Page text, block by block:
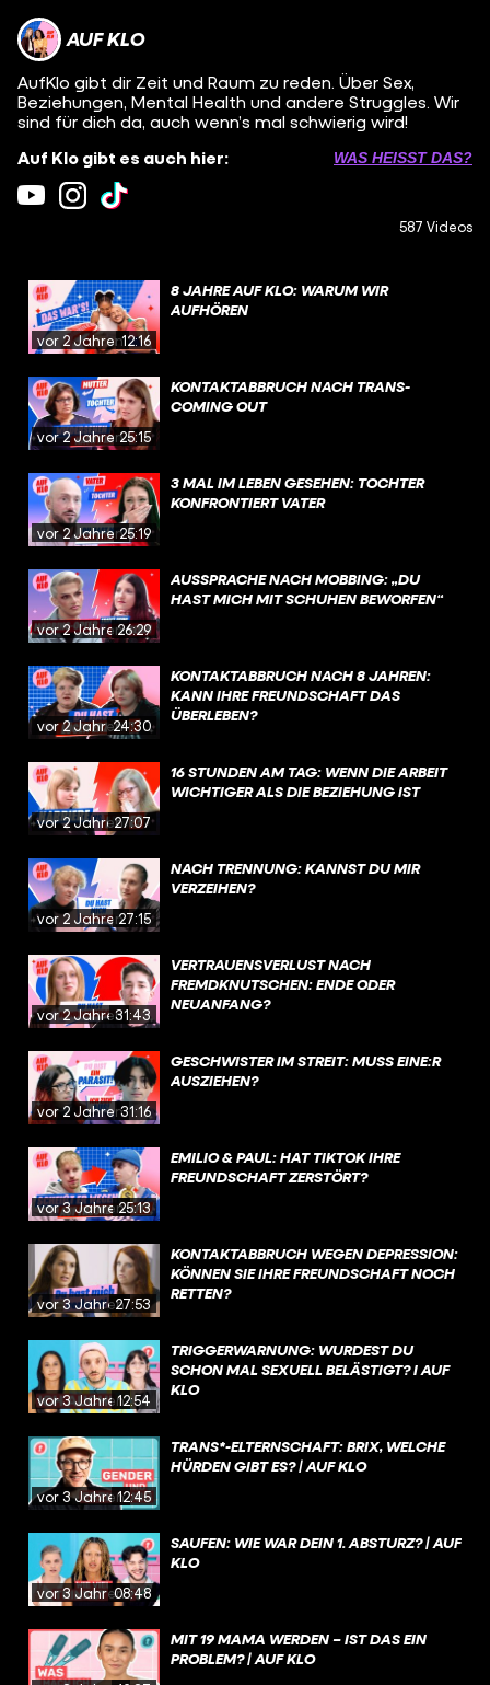
AUF KLO
AufKlo gibt dir Zeit und Raum zu reden. Über Sex,
Beziehungen, Mental Health und andere Struggles. Wir
sind für dich da, auch wenn’s mal schwierig wird!
Auf Klo gibt es auch hier:
WAS HEISST DAS?
587 Videos
vor 2 Jahren12:16
8 JAHRE AUF KLO: WARUM WIR
AUFHÖREN
vor 2 Jahren25:15
KONTAKTABBRUCH NACH TRANS-
COMING OUT
vor 2 Jahren25:19
3 MAL IM LEBEN GESEHEN: TOCHTER
KONFRONTIERT VATER
vor 2 Jahren26:29
AUSSPRACHE NACH MOBBING: „DU
HAST MICH MIT SCHUHEN BEWORFEN“
vor 2 Jahren24:30
KONTAKTABBRUCH NACH 8 JAHREN:
KANN IHRE FREUNDSCHAFT DAS
ÜBERLEBEN?
vor 2 Jahren27:07
16 STUNDEN AM TAG: WENN DIE ARBEIT
WICHTIGER ALS DIE BEZIEHUNG IST
vor 2 Jahren27:15
NACH TRENNUNG: KANNST DU MIR
VERZEIHEN?
vor 2 Jahren31:43
VERTRAUENSVERLUST NACH
FREMDKNUTSCHEN: ENDE ODER
NEUANFANG?
vor 2 Jahren31:16
GESCHWISTER IM STREIT: MUSS EINE:R
AUSZIEHEN?
vor 3 Jahren25:13
EMILIO & PAUL: HAT TIKTOK IHRE
FREUNDSCHAFT ZERSTÖRT?
vor 3 Jahren27:53
KONTAKTABBRUCH WEGEN DEPRESSION:
KÖNNEN SIE IHRE FREUNDSCHAFT NOCH
RETTEN?
vor 3 Jahren12:54
TRIGGERWARNUNG: WURDEST DU
SCHON MAL SEXUELL BELÄSTIGT? I AUF
KLO
vor 3 Jahren12:45
TRANS*-ELTERNSCHAFT: BRIX, WELCHE
HÜRDEN GIBT ES? | AUF KLO
vor 3 Jahren08:48
SAUFEN: WIE WAR DEIN 1. ABSTURZ? | AUF
KLO
MIT 19 MAMA WERDEN – IST DAS EIN
PROBLEM? | AUF KLO